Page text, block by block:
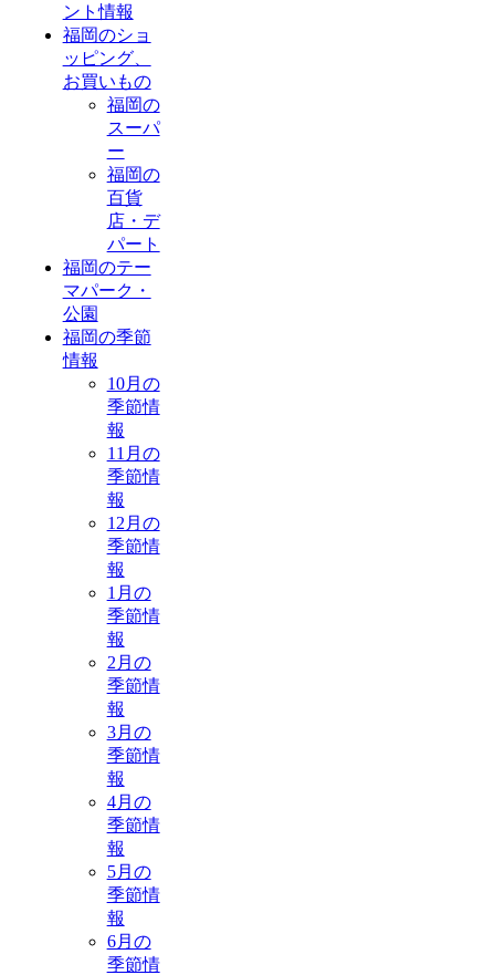
ント情報
福岡のショ
ッピング、
お買いもの
福岡の
スーパ
ー
福岡の
百貨
店・デ
パート
福岡のテー
マパーク・
公園
福岡の季節
情報
10月の
季節情
報
11月の
季節情
報
12月の
季節情
報
1月の
季節情
報
2月の
季節情
報
3月の
季節情
報
4月の
季節情
報
5月の
季節情
報
6月の
季節情